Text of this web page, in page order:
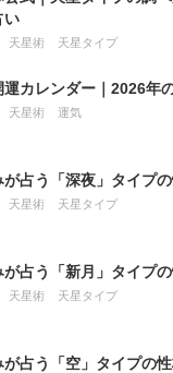
い
天星術 天星タイプ
運カレンダー｜2026年
天星術 運気
が占う「深夜」タイプ
天星術 天星タイプ
が占う「新月」タイプ
天星術 天星タイプ
が占う「空」タイプの